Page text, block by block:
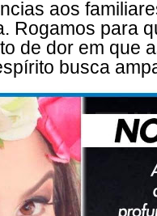
aos
Rogamos para
de dor em que
busca